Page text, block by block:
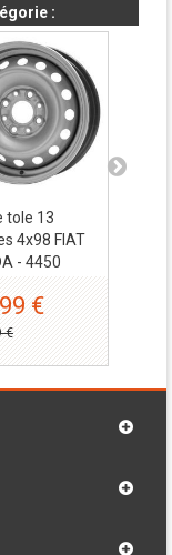
:
tole 13
4x98 FIAT
- 4450
€
€